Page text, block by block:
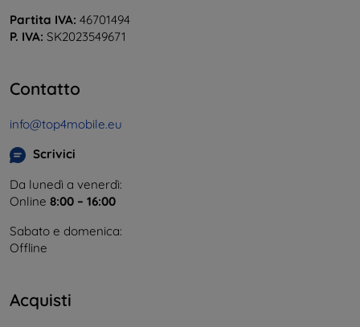
Partita IVA: 46701494
P. IVA: SK2023549671
Contatto
info@top4mobile.eu
Scrivici
Da lunedì a venerdì:
Online 8:00 – 16:00
Sabato e domenica:
Offline
Acquisti